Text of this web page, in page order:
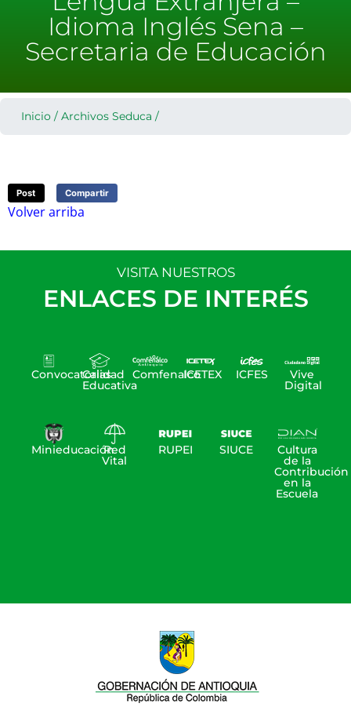
Idioma Inglés Sena –
Secretaria de Educación
Inicio / Archivos Seduca /
Post Compartir
Volver arriba
VISITA NUESTROS
ENLACES DE INTERÉS
Convocatorias
Calidad
Educativa
ComfenalcoICETEX ICFES Vive
Digital
MinieducaciónRed
Vital
RUPEI SIUCE Cultura
de la
Contribución
en la
Escuela